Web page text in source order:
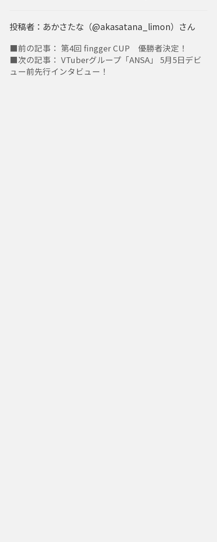
投稿者：あかさたな（@akasatana_limon）さん
■前の記事： 第4回 fingger CUP 優勝者決定！
■次の記事： VTuberグループ「ANSA」 5月5日デビ
ュー前先行インタビュー！